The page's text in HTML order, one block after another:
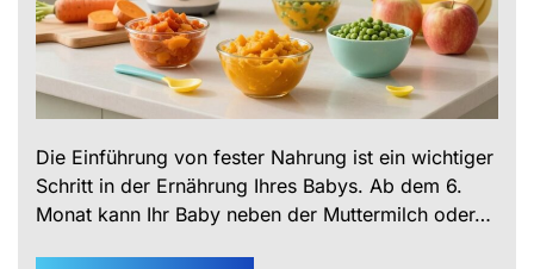
Die Einführung von fester Nahrung ist ein wichtiger
Schritt in der Ernährung Ihres Babys. Ab dem 6.
Monat kann Ihr Baby neben der Muttermilch oder…